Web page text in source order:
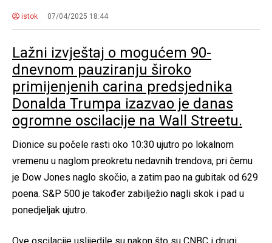
istok 07/04/2025 18:44
Lažni izvještaj o mogućem 90-
dnevnom pauziranju široko
primijenjenih carina predsjednika
Donalda Trumpa izazvao je danas
ogromne oscilacije na Wall Streetu.
Dionice su počele rasti oko 10:30 ujutro po lokalnom
vremenu u naglom preokretu nedavnih trendova, pri čemu
je Dow Jones naglo skočio, a zatim pao na gubitak od 629
poena. S&P 500 je također zabilježio nagli skok i pad u
ponedjeljak ujutro.